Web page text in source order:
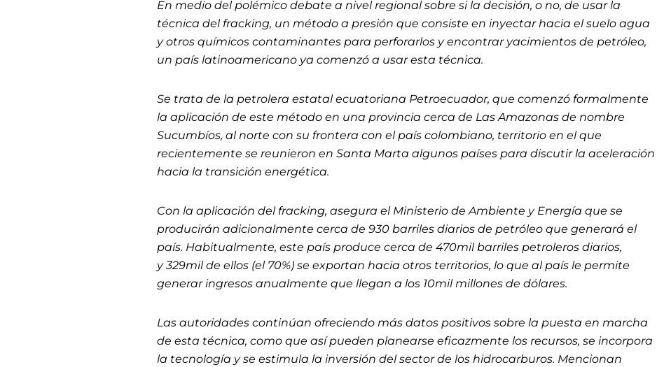
En medio del polémico debate a nivel regional sobre si la decisión, o no, de usar la
técnica del fracking, un método a presión que consiste en inyectar hacia el suelo agua
y otros químicos contaminantes para perforarlos y encontrar yacimientos de petróleo,
un país latinoamericano ya comenzó a usar esta técnica.
Se trata de la petrolera estatal ecuatoriana Petroecuador, que comenzó formalmente
la aplicación de este método en una provincia cerca de Las Amazonas de nombre
Sucumbíos, al norte con su frontera con el país colombiano, territorio en el que
recientemente se reunieron en Santa Marta algunos países para discutir la aceleración
hacia la transición energética.
Con la aplicación del fracking, asegura el Ministerio de Ambiente y Energía que se
producirán adicionalmente cerca de 930 barriles diarios de petróleo que generará el
país. Habitualmente, este país produce cerca de 470mil barriles petroleros diarios,
y 329mil de ellos (el 70%) se exportan hacia otros territorios, lo que al país le permite
generar ingresos anualmente que llegan a los 10mil millones de dólares.
Las autoridades continúan ofreciendo más datos positivos sobre la puesta en marcha
de esta técnica, como que así pueden planearse eficazmente los recursos, se incorpora
la tecnología y se estimula la inversión del sector de los hidrocarburos. Mencionan